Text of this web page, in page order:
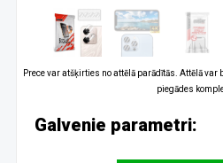
Prece var atšķirties no attēlā parādītās. Attēlā
piegādes
Galvenie parametri: